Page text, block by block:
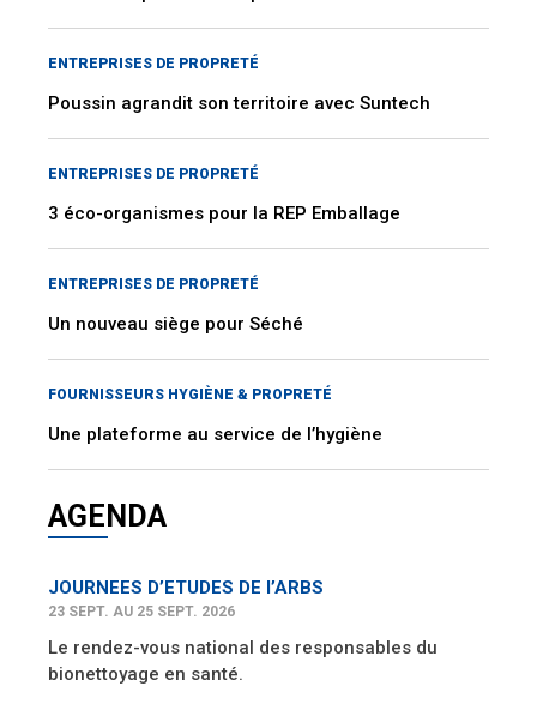
ENTREPRISES DE PROPRETÉ
Poussin agrandit son territoire avec Suntech
ENTREPRISES DE PROPRETÉ
3 éco-organismes pour la REP Emballage
ENTREPRISES DE PROPRETÉ
Un nouveau siège pour Séché
FOURNISSEURS HYGIÈNE & PROPRETÉ
Une plateforme au service de l’hygiène
AGENDA
JOURNEES D’ETUDES DE l’ARBS
23 SEPT. AU 25 SEPT. 2026
Le rendez-vous national des responsables du
bionettoyage en santé.